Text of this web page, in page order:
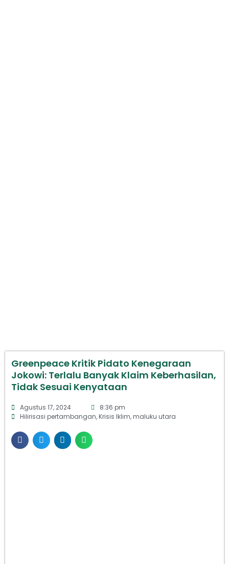
Greenpeace Kritik Pidato Kenegaraan
Jokowi: Terlalu Banyak Klaim Keberhasilan,
Tidak Sesuai Kenyataan
Agustus 17, 2024
8:36 pm
Hilirisasi pertambangan,Krisis Iklim,maluku utara